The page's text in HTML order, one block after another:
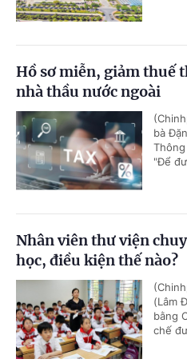
Hồ sơ miễn, giảm thuế
nhà thầu nước ngoài
bà
"Để
Nhân viên thư viện
học, điều kiện thế nào?
(Lâm
bằng
chế